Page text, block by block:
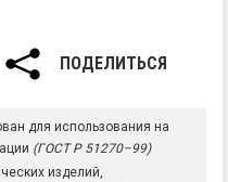
ПОДЕЛИТЬСЯ
для использования на
(ГОСТ Р 51270–99)
изделий,